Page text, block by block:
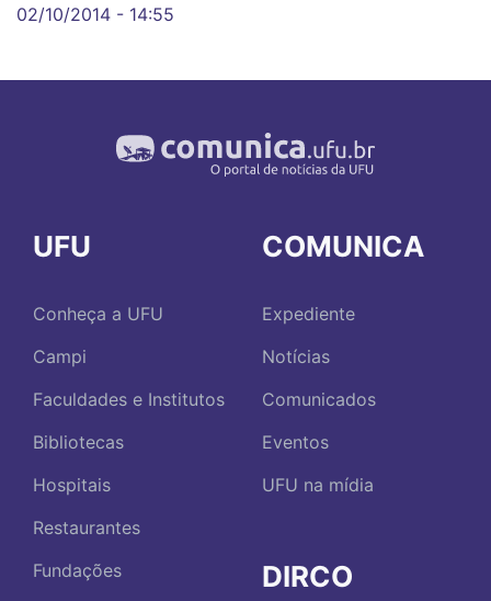
02/10/2014 - 14:55
UFU
Conheça a UFU
Campi
Faculdades e Institutos
Bibliotecas
Hospitais
Restaurantes
Fundações
COMUNICA
Expediente
Notícias
Comunicados
Eventos
UFU na mídia
DIRCO